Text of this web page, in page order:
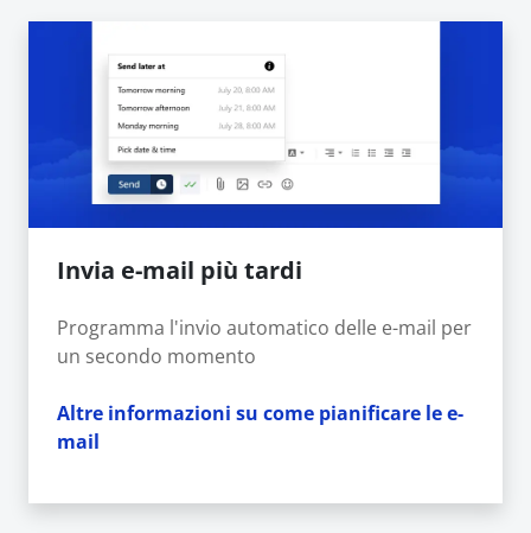
Invia e-mail più tardi
Programma l'invio automatico delle e-mail per
un secondo momento
Altre informazioni su come pianificare le e-
mail